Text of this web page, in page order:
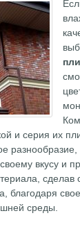
и серия их
вкусу и
благодаря
среды.